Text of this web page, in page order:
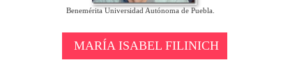
Benemérita Universidad Autónoma de Puebla.
MARÍA ISABEL FILINICH